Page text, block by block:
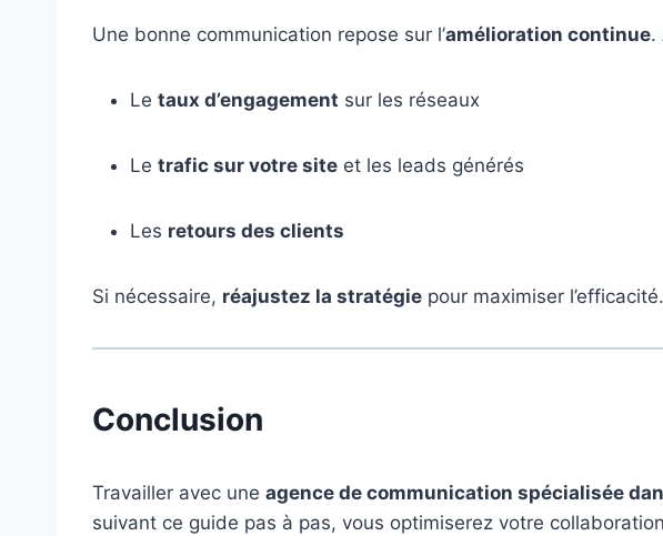
Une bonne communication repose sur l’amélioration continue.
Le taux d’engagement sur les réseaux
Le trafic sur votre site et les leads générés
Les retours des clients
Si nécessaire, réajustez la stratégie pour maximiser l’efficacité.
Conclusion
Travailler avec une agence de communication spécialisée
suivant ce guide pas à pas, vous optimiserez votre